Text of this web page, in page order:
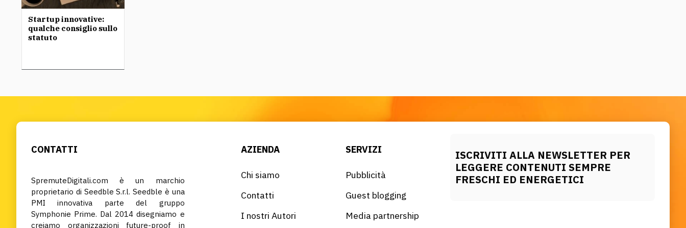
Startup innovative:
qualche consiglio sullo
statuto
CONTATTI
SpremuteDigitali.com è un marchio
proprietario di Seedble S.r.l. Seedble è una
PMI innovativa parte del gruppo
Symphonie Prime. Dal 2014 disegniamo e
creiamo organizzazioni future-proof in
AZIENDA
Chi siamo
Contatti
I nostri Autori
SERVIZI
Pubblicità
Guest blogging
Media partnership
ISCRIVITI ALLA NEWSLETTER PER
LEGGERE CONTENUTI SEMPRE
FRESCHI ED ENERGETICI